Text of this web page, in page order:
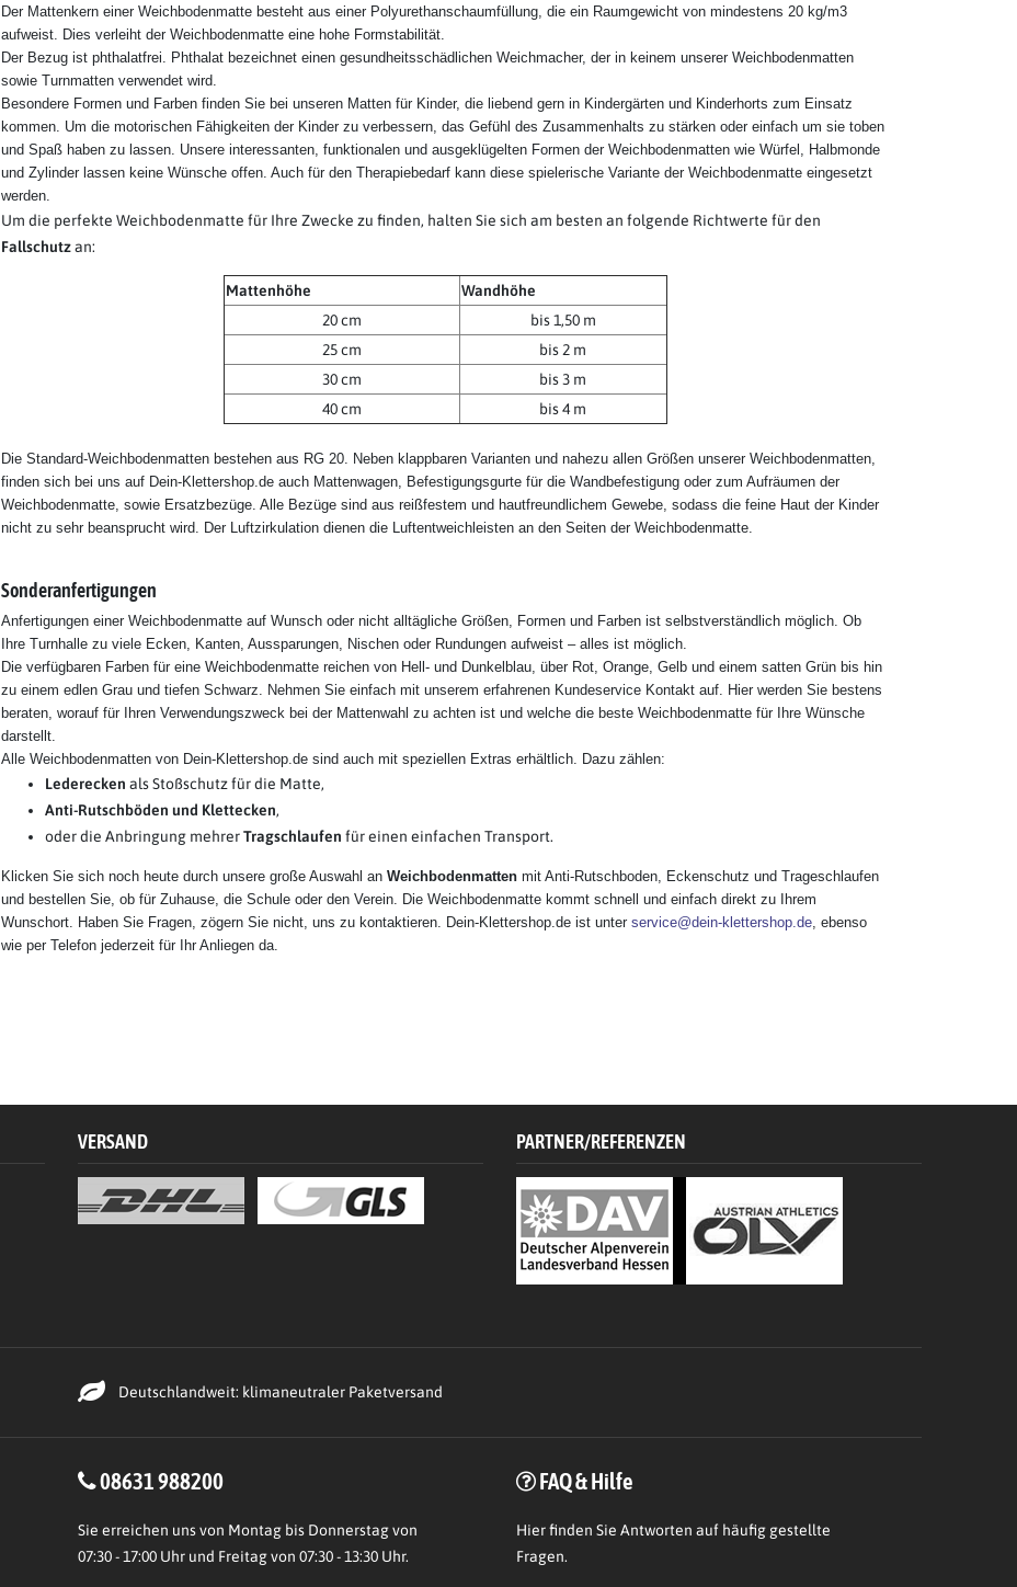
Der Mattenkern einer Weichbodenmatte besteht aus einer Polyurethanschaumfüllung, die ein Raumgewicht von mindestens 20 kg/m3
aufweist. Dies verleiht der Weichbodenmatte eine hohe Formstabilität.
Der Bezug ist phthalatfrei. Phthalat bezeichnet einen gesundheitsschädlichen Weichmacher, der in keinem unserer Weichbodenmatten
sowie Turnmatten verwendet wird.
Besondere Formen und Farben finden Sie bei unseren Matten für Kinder, die liebend gern in Kindergärten und Kinderhorts zum Einsatz
kommen. Um die motorischen Fähigkeiten der Kinder zu verbessern, das Gefühl des Zusammenhalts zu stärken oder einfach um sie toben
und Spaß haben zu lassen. Unsere interessanten, funktionalen und ausgeklügelten Formen der Weichbodenmatten wie Würfel, Halbmonde
und Zylinder lassen keine Wünsche offen. Auch für den Therapiebedarf kann diese spielerische Variante der Weichbodenmatte eingesetzt
werden.
Um die perfekte Weichbodenmatte für Ihre Zwecke zu finden, halten Sie sich am besten an folgende Richtwerte für den
Fallschutzan:
Mattenhöhe
Wandhöhe
20 cm
bis 1,50 m
25 cm
bis 2 m
30 cm
bis 3 m
40 cm
bis 4 m
Die Standard-Weichbodenmatten bestehen aus RG 20. Neben klappbaren Varianten und nahezu allen Größen unserer Weichbodenmatten,
finden sich bei uns auf Dein-Klettershop.de auch Mattenwagen, Befestigungsgurte für die Wandbefestigung oder zum Aufräumen der
Weichbodenmatte, sowie Ersatzbezüge. Alle Bezüge sind aus reißfestem und hautfreundlichem Gewebe, sodass die feine Haut der Kinder
nicht zu sehr beansprucht wird. Der Luftzirkulation dienen die Luftentweichleisten an den Seiten der Weichbodenmatte.
Sonderanfertigungen
Anfertigungen einer Weichbodenmatte auf Wunsch oder nicht alltägliche Größen, Formen und Farben ist selbstverständlich möglich. Ob
Ihre Turnhalle zu viele Ecken, Kanten, Aussparungen, Nischen oder Rundungen aufweist – alles ist möglich.
Die verfügbaren Farben für eine Weichbodenmatte reichen von Hell- und Dunkelblau, über Rot, Orange, Gelb und einem satten Grün bis hin
zu einem edlen Grau und tiefen Schwarz. Nehmen Sie einfach mit unserem erfahrenen Kundeservice Kontakt auf. Hier werden Sie bestens
beraten, worauf für Ihren Verwendungszweck bei der Mattenwahl zu achten ist und welche die beste Weichbodenmatte für Ihre Wünsche
darstellt.
Alle Weichbodenmatten von Dein-Klettershop.de sind auch mit speziellen Extras erhältlich. Dazu zählen:
Lederecken als Stoßschutz für die Matte,
Anti-Rutschböden und Klettecken,
oder die Anbringung mehrerTragschlaufen für einen einfachen Transport.
Klicken Sie sich noch heute durch unsere große Auswahl an Weichbodenmatten mit Anti-Rutschboden, Eckenschutz und Trageschlaufen
und bestellen Sie, ob für Zuhause, die Schule oder den Verein. Die Weichbodenmatte kommt schnell und einfach direkt zu Ihrem
Wunschort. Haben Sie Fragen, zögern Sie nicht, uns zu kontaktieren. Dein-Klettershop.de ist unter service@dein-klettershop.de , ebenso
wie per Telefon jederzeit für Ihr Anliegen da.
VERSAND PARTNER/REFERENZEN
Deutschlandweit: klimaneutraler Paketversand
08631 988200
Sie erreichen uns von Montag bis Donnerstag von
07:30 - 17:00 Uhr und Freitag von 07:30 - 13:30 Uhr.
FAQ & Hilfe
Hierfinden Sie Antworten auf häufig gestellte
Fragen.